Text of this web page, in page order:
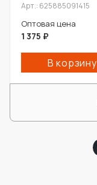
Арт.: 625885091415
Оптовая цена
1 375 ₽
В корзину